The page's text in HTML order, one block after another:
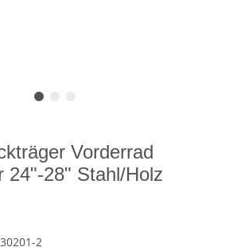
Vorderrad
24"-28" Stahl/Holz
2